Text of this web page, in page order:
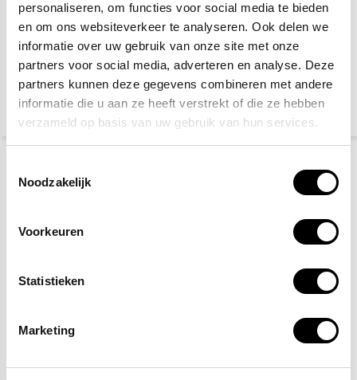
personaliseren, om functies voor social media te bieden
en om ons websiteverkeer te analyseren. Ook delen we
informatie over uw gebruik van onze site met onze
partners voor social media, adverteren en analyse. Deze
partners kunnen deze gegevens combineren met andere
informatie die u aan ze heeft verstrekt of die ze hebben
verzameld op basis van uw gebruik van hun services.
Noodzakelijk
Voorkeuren
Statistieken
Marketing
Zoll AED 3 batterij
185,20
Zoll AED Plus batterijen
(10 stuks)
108,10
Zoll AED Plus CPR-D
Zoll AED Plus pakket